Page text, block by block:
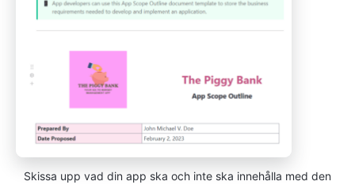
Skissa upp vad din app ska och inte ska innehålla med den